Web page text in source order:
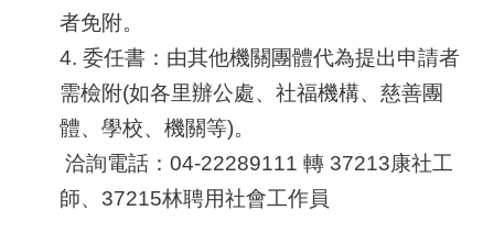
者免附。
4. 委任書：由其他機關團體代為提出申請者
需檢附(如各里辦公處、社福機構、慈善團
體、學校、機關等)。
洽詢電話：04-22289111 轉 37213康社工
師、37215林聘用社會工作員